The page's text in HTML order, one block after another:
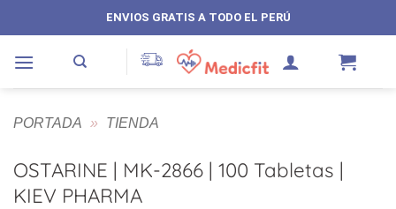
al
contenido
ENVIOS GRATIS A TODO EL PERÚ
PORTADA » TIENDA
OSTARINE | MK-2866 | 100 Tabletas |
KIEV PHARMA